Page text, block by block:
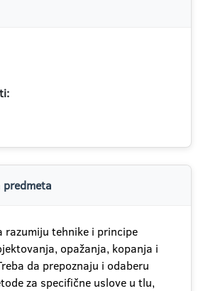
predmeta
razumiju tehnike i principe
opažanja, kopanja i
da prepoznaju i odaberu
za specifične uslove u tlu,